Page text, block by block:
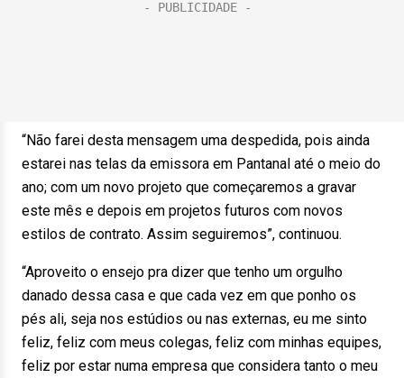
“Não farei desta mensagem uma despedida, pois ainda
estarei nas telas da emissora em Pantanal até o meio do
ano; com um novo projeto que começaremos a gravar
este mês e depois em projetos futuros com novos
estilos de contrato. Assim seguiremos”, continuou.
“Aproveito o ensejo pra dizer que tenho um orgulho
danado dessa casa e que cada vez em que ponho os
pés ali, seja nos estúdios ou nas externas, eu me sinto
feliz, feliz com meus colegas, feliz com minhas equipes,
feliz por estar numa empresa que considera tanto o meu